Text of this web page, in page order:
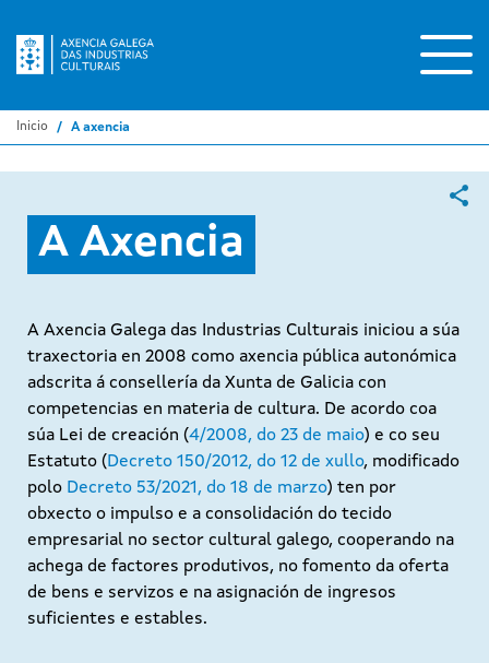
Inicio A axencia
A Axencia
A Axencia Galega das Industrias Culturais iniciou a súa
traxectoria en 2008 como axencia pública autonómica
adscrita á consellería da Xunta de Galicia con
competencias en materia de cultura. De acordo coa
súa Lei de creación (4/2008, do 23 de maio) e co seu
Estatuto ( Decreto 150/2012, do 12 de xullo, modificado
polo Decreto 53/2021, do 18 de marzo) ten por
obxecto o impulso e a consolidación do tecido
empresarial no sector cultural galego, cooperando na
achega de factores produtivos, no fomento da oferta
de bens e servizos e na asignación de ingresos
suficientes e estables.